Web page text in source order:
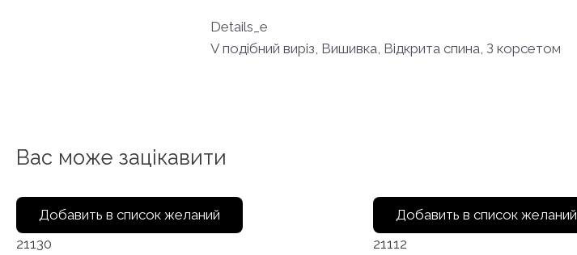
Details_e
V подібний виріз, Вишивка, Відкрита спина, З корсетом
Вас може зацікавити
Добавить в список желаний
21130
Добавить в список желаний
21112